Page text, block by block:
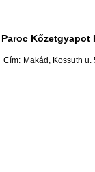
Paroc Kőzetgyapot
Cím: Makád, Kossuth u.